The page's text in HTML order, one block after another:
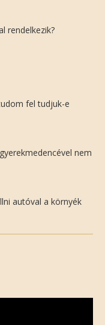
rendelkezik?
fel tudjuk-e
nem
autóval a környék